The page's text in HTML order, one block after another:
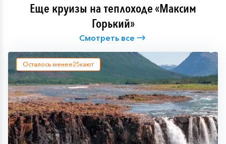
Еще круизы на теплоходе «Максим
Горький»
Смотреть все
Осталось менее25кают